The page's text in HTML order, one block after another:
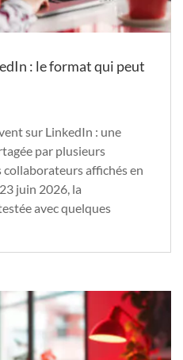
: le format qui peut
sur LinkedIn : une
par plusieurs
collaborateurs affichés en
juin 2026, la
avec quelques